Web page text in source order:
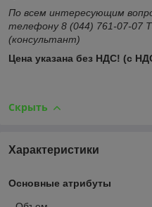
По всем интересующим
телефону 8 (044) 761-07-07
(консультант)
Цена указана без НДС! (с
Скрыть
Характеристики
Основные атрибуты